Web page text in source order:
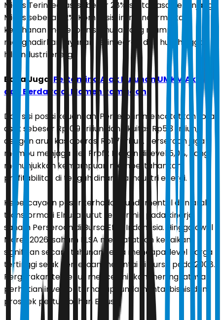
Migas Terintegrasi sebesar 28%, serta Jasa Penunjang
Migas sebesar 12%. Komposisi ini mencerminkan
ketahanan model bisnis Elnusa yang mampu
menghadirkan layanan terintegrasi dari hulu hingga
hilir industri energi.
Baca Juga: Pertamina Ajak Puluhan UMKM Aktif
dan Berdaya di Momen Ramadan
Dari sisi posisi keuangan, Perseroan mencatatkan total
aset sebesar Rp10,9 triliun dan ekuitas Rp5,3 triliun,
dengan arus kas operasi Rp1,7 triliun. Perseroan juga
mampu menjaga Net Profit Margin di level 5,0%, yang
menunjukkan kemampuan mempertahankan
profitabilitas di tengah dinamika industri energi.
Kepercayaan pasar terhadap fundamental dan arah
transformasi Elnusa turut tercermin pada kinerja
saham Perseroan di Bursa Efek Indonesia. Hingga awal
Maret 2026, saham ELSA mencatatkan kenaikan
signifikan secara tahunan serta mencapai level harga
tertinggi sejak Perseroan melantai di bursa pada 2008.
Pergerakan tersebut mencerminkan meningkatnya
perhatian investor terhadap fundamental bisnis dan
prospek pertumbuhan Elnusa.